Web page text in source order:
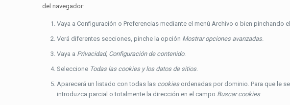
del navegador:
Vaya a Configuración o Preferencias mediante el menú Archivo o bien pinchando
Verá diferentes secciones, pinche la opción Mostrar opciones avanzadas.
Vaya a Privacidad, Configuración de contenido.
Seleccione Todas las cookiesy los datos de sitios.
Aparecerá un listado con todas las cookiesordenadas por dominio. Para que le
introduzca parcial o totalmente la dirección en el campo Buscar cookies.